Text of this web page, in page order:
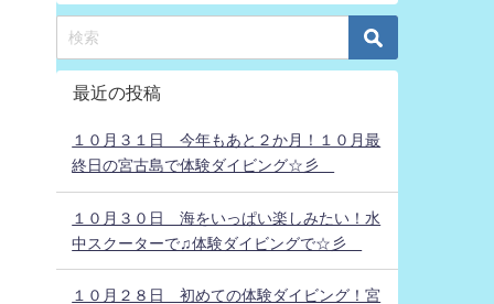
最近の投稿
１０月３１日 今年もあと２か月！１０月最
終日の宮古島で体験ダイビング☆彡
１０月３０日 海をいっぱい楽しみたい！水
中スクーターで♫体験ダイビングで☆彡
１０月２８日 初めての体験ダイビング！宮